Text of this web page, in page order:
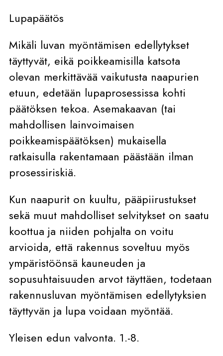
Lupapäätös
Mikäli luvan myöntämisen edellytykset
täyttyvät, eikä poikkeamisilla katsota
olevan merkittävää vaikutusta naapurien
etuun, edetään lupaprosessissa kohti
päätöksen tekoa. Asemakaavan (tai
mahdollisen lainvoimaisen
poikkeamispäätöksen) mukaisella
ratkaisulla rakentamaan päästään ilman
prosessiriskiä.
Kun naapurit on kuultu, pääpiirustukset
sekä muut mahdolliset selvitykset on saatu
koottua ja niiden pohjalta on voitu
arvioida, että rakennus soveltuu myös
ympäristöönsä kauneuden ja
sopusuhtaisuuden arvot täyttäen, todetaan
rakennusluvan myöntämisen edellytyksien
täyttyvän ja lupa voidaan myöntää.
Yleisen edun valvonta. 1.-8.